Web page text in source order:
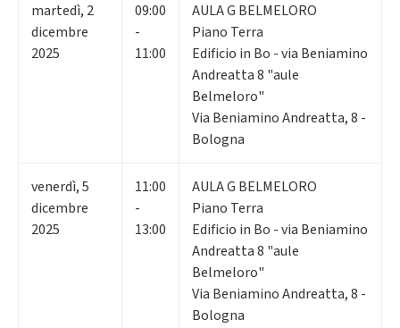
martedì, 2
dicembre
2025
09:00
-
11:00
AULA G BELMELORO
Piano Terra
Edificio in Bo - via Beniamino
Andreatta 8 "aule
Belmeloro"
Via Beniamino Andreatta, 8 -
Bologna
venerdì,5
dicembre
2025
11:00
-
13:00
AULA G BELMELORO
Piano Terra
Edificio in Bo - via Beniamino
Andreatta 8 "aule
Belmeloro"
Via Beniamino Andreatta, 8 -
Bologna